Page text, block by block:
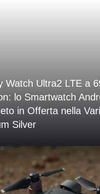
Watch Ultra2 LTE a
lo Smartwatch
in Offerta nella
Silver